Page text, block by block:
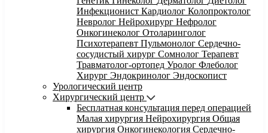
Инфекционист Кардиолог Колопроктолог
Невролог Нейрохирург Нефролог
Онкогинеколог Отоларинголог
Психотерапевт Пульмонолог Сердечно-
сосудистый хирург Сомнолог Терапевт
Травматолог-ортопед Уролог Флеболог
Хирург Эндокринолог Эндоскопист
Урологический центр
Хирургический центр
Бесплатная консультация перед операцией
Малая хирургия Нейрохирургия Общая
хирургия Онкогинекология Сердечно-